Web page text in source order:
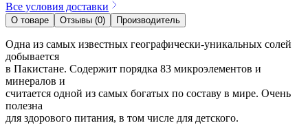
Все условия доставки
О товаре Отзывы (0) Производитель
Одна из самых известных географически-уникальных солей
добывается
в Пакистане. Содержит порядка 83 микроэлементов и
минералов и
считается одной из самых богатых по составу в мире. Очень
полезна
для здорового питания, в том числе для детского.